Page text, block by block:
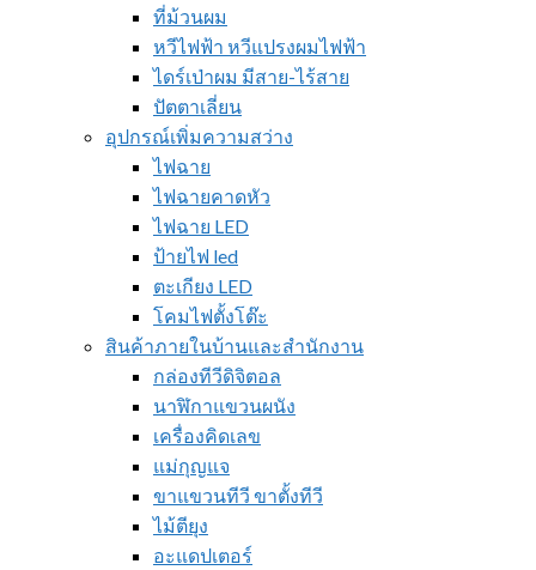
ที่ม้วนผม
หวีไฟฟ้า หวีแปรงผมไฟฟ้า
ไดร์เป่าผม มีสาย-ไร้สาย
ปัตตาเลี่ยน
อุปกรณ์เพิ่มความสว่าง
ไฟฉาย
ไฟฉายคาดหัว
ไฟฉาย LED
ป้ายไฟ led
ตะเกียง LED
โคมไฟตั้งโต๊ะ
สินค้าภายในบ้านและสำนักงาน
กล่องทีวีดิจิตอล
นาฬิกาแขวนผนัง
เครื่องคิดเลข
แม่กุญแจ
ขาแขวนทีวี ขาตั้งทีวี
ไม้ตียุง
อะแดปเตอร์